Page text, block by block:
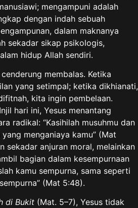
mengampuni adalah
dengan indah sebuah
dalam maknanya
sekadar sikap psikologis,
hidup Allah sendiri.
membalas. Ketika
yang setimpal; ketika dikhianati,
kita ingin pembelaan.
hari ini, Yesus menantang
radikal: “Kasihilah musuhmu dan
menganiaya kamu” (Mat
sekadar anjuran moral, melainkan
bagian dalam kesempurnaan
kamu sempurna, sama seperti
(Mat 5:48).
di Bukit (Mat. 5–7), Yesus tidak